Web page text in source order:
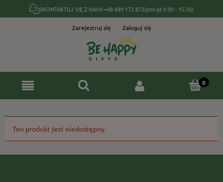
SKONTAKTUJ SIĘ Z NAMI:+48 690 172 872(pon-pt 9:00 - 15:30)
Zarejestruj się Zaloguj się
Ten produkt jest niedostępny.